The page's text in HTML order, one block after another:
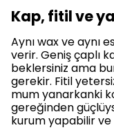
Kap, fitil ve
Aynı wax ve aynı
verir. Geniş çaplı
beklersiniz ama
gerekir. Fitil
mum yanarkanki
gereğinden
kurum yapabilir